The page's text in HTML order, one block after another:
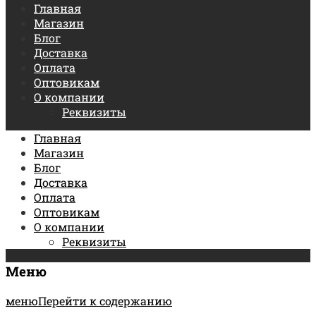
Главная
Магазин
Блог
Доставка
Оплата
Оптовикам
О компании
Реквизиты
Главная
Магазин
Блог
Доставка
Оплата
Оптовикам
О компании
Реквизиты
Меню
менюПерейти к содержанию